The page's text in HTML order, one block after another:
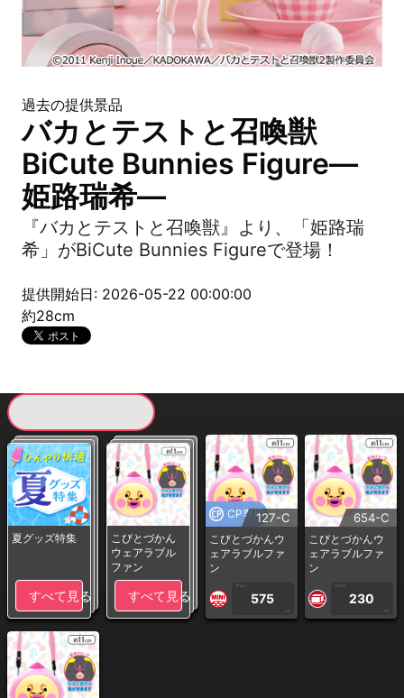
過去の提供景品
バカとテストと召喚獣
BiCute Bunnies Figure―
姫路瑞希―
『バカとテストと召喚獣』より、「姫路瑞
希」がBiCute Bunnies Figureで登場！
提供開始日: 2026-05-22 00:00:00
約28cm
夏グッズ特集
すべて見る
こびとづかん
ウェアラブル
ファン
すべて見る
CP専用127-C
こびとづかんウ
ェアラブルファ
ン
1PLAY
575
CP
654-C
こびとづかんウ
ェアラブルファ
ン
1PLAY
230
CP